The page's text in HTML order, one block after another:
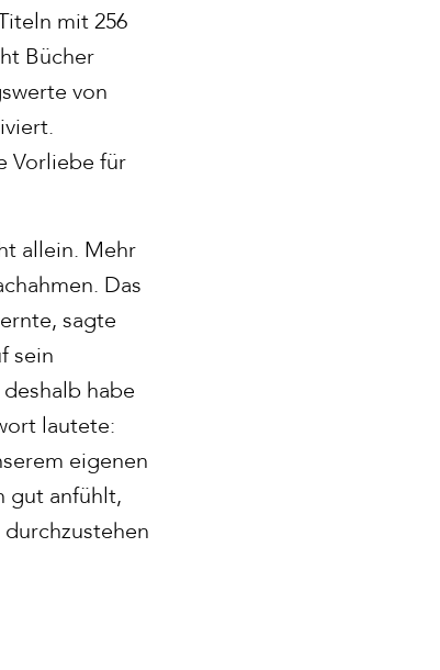
mit 256
Bücher
von
Vorliebe für
allein. Mehr
Das
sagte
sein
habe
lautete:
eigenen
gut anfühlt,